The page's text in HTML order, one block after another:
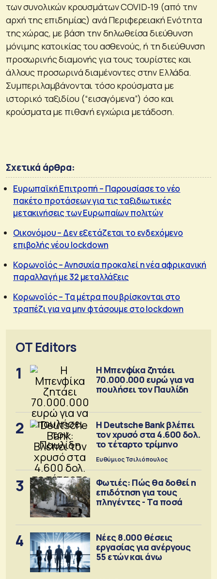
των συνολικών κρουσμάτων COVID-19 (από την
αρχή της επιδημίας) ανά Περιφερειακή Ενότητα
της χώρας, με βάση την δηλωθείσα διεύθυνση
μόνιμης κατοικίας του ασθενούς, ή τη διεύθυνση
προσωρινής διαμονής για τους τουρίστες και
άλλους προσωρινά διαμένοντες στην Ελλάδα.
Συμπεριλαμβάνονται τόσο κρούσματα με
ιστορικό ταξιδίου (“εισαγόμενα”) όσο και
κρούσματα με πιθανή εγχώρια μετάδοση.
Σχετικά άρθρα:
Ευρωπαϊκή Επιτροπή – Παρουσίασε το νέο
πακέτο προτάσεων για τις ταξιδιωτικές
μετακινήσεις των Ευρωπαίων πολιτών
Οικονόμου – Δεν εξετάζεται το ενδεχόμενο
επιβολής νέου lockdown
Κορωνοϊός – Ανησυχία προκαλεί η νέα αφρικανική
παραλλαγή με 32 μεταλλάξεις
Κορωνοϊός – Τα μέτρα που βρίσκονται στο
τραπέζι για να μην φτάσουμε στο lockdown
OT Editors
1
Η Μπενφίκα ζητάει
70.000.000 ευρώ για να
πουλήσει τον Παυλίδη
2
Η Deutsche Bank βλέπει
τον χρυσό στα 4.600 δολ.
το τέταρτο τρίμηνο
Ευθύμιος Τσιλιόπουλος
3
Φωτιές: Πώς θα δοθεί η
επιδότηση για τους
πληγέντες - Τα ποσά
4
Νέες 8.000 θέσεις
εργασίας για ανέργους
55 ετών και άνω